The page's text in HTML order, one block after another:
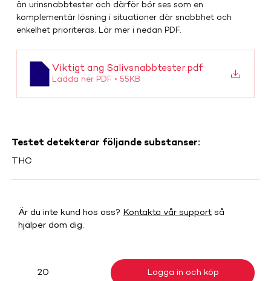
än urinsnabbtester och därför bör ses som en
komplementär lösning i situationer där snabbhet och
enkelhet prioriteras. Lär mer i nedan PDF.
Viktigt ang Salivsnabbtester.pdf
Ladda ner PDF • 55KB
Är du inte kund hos oss? Kontakta vår support så
hjälper dom dig.
20 Logga in och köp
Testet detekterar följande substanser:
THC